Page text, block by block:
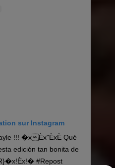
sur Instagram
!!! �xÈx"ÈxÈ Qué
edición tan bonita de
#Repost